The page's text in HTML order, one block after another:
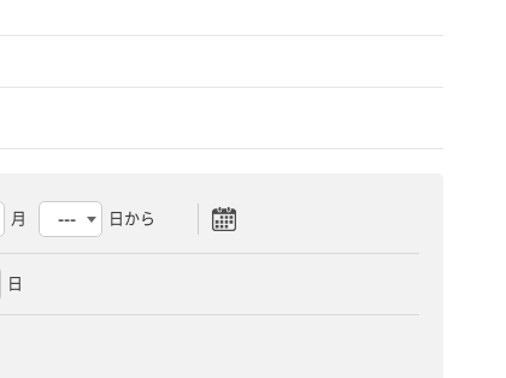
月 日から
日